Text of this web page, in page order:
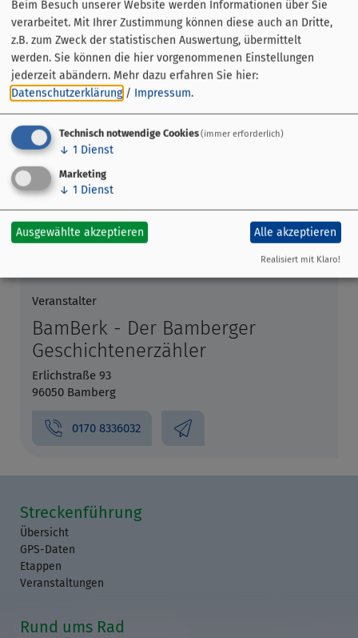
Veranstaltung ohne festen Ort
Veranstalter
BamBerk - Der Bamberger
Geschichtenerzähler
Erlichstraße 93
96050 Bamberg
0170 8336032
Streckenführung
Übersicht
GPS-Daten
Etappen
Veranstaltungen
Rund ums Rad
Beim Besuch unserer Website werden Informationen über Sie
verarbeitet. Mit Ihrer Zustimmung können diese auch an Dritte,
z.B. zum Zweck der statistischen Auswertung, übermittelt
werden. Sie können die hier vorgenommenen Einstellungen
jederzeit abändern. Mehr dazu erfahren Sie hier:
Datenschutzerklärung / Impressum.
Technisch notwendige Cookies(immer erforderlich)
↓ 1 Dienst
Marketing
↓ 1 Dienst
Ausgewählte akzeptieren Alle akzeptieren
Realisiert mit Klaro!